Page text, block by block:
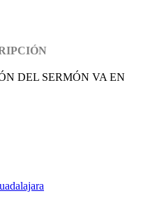
DEL SERMÓN VA EN